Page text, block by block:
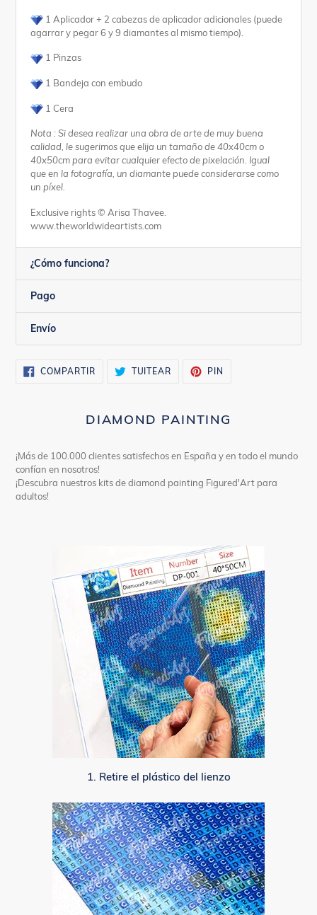
1 Aplicador + 2 cabezas de aplicador adicionales (puede
agarrar y pegar 6 y 9 diamantes al mismo tiempo).
1 Pinzas
1 Bandeja con embudo
1 Cera
Nota : Si desea realizar una obra de arte de muy buena
calidad, le sugerimos que elija un tamaño de 40x40cm o
40x50cm para evitar cualquier efecto de pixelación. Igual
que en la fotografía, un diamante puede considerarse como
un píxel.
Exclusive rights © Arisa Thavee.
www.theworldwideartists.com
¿Cómo funciona?
Pago
Envío
COMPARTIRCOMPARTIR
EN
TUITEAR TUITEARPIN
DIAMOND PAINTING
¡Más de 100.000 clientes satisfechos en España y en todo el mundo
confían en nosotros!
¡Descubra nuestros kits de diamond painting Figured'Art para
adultos!
1. Retire el plástico del lienzo